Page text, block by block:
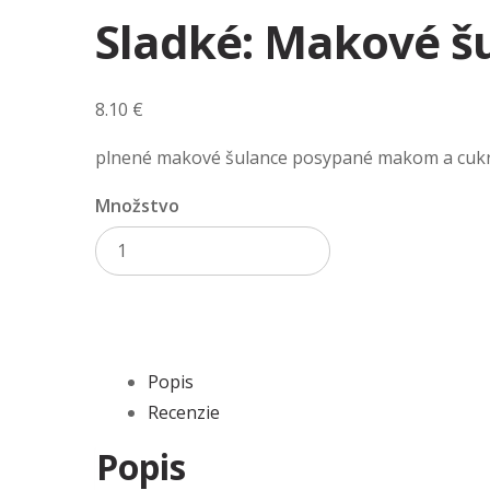
Sladké: Makové
8.10 €
plnené makové šulance posypané makom a
Množstvo
Popis
Recenzie
Popis